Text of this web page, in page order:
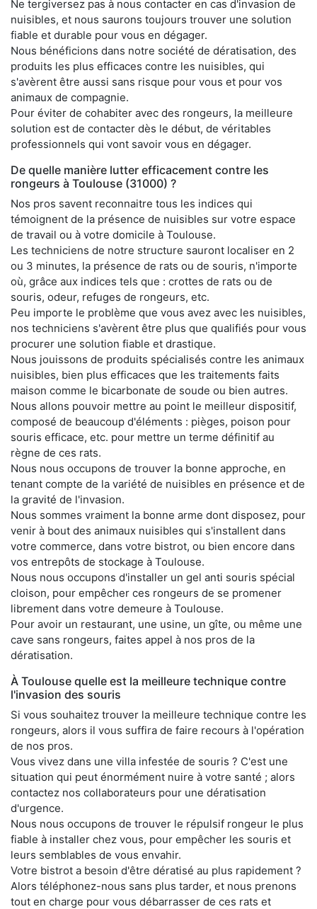
Ne tergiversez pas à nous contacter en cas d'invasion de
nuisibles, et nous saurons toujours trouver une solution
fiable et durable pour vous en dégager.
Nous bénéficions dans notre société de dératisation, des
produits les plus efficaces contre les nuisibles, qui
s'avèrent être aussi sans risque pour vous et pour vos
animaux de compagnie.
Pour éviter de cohabiter avec des rongeurs, la meilleure
solution est de contacter dès le début, de véritables
professionnels qui vont savoir vous en dégager.
De quelle manière lutter efficacement contre les
rongeurs à Toulouse (31000) ?
Nos pros savent reconnaitre tous les indices qui
témoignent de la présence de nuisibles sur votre espace
de travail ou à votre domicile à Toulouse.
Les techniciens de notre structure sauront localiser en 2
ou 3 minutes, la présence de rats ou de souris, n'importe
où, grâce aux indices tels que : crottes de rats ou de
souris, odeur, refuges de rongeurs, etc.
Peu importe le problème que vous avez avec les nuisibles,
nos techniciens s'avèrent être plus que qualifiés pour vous
procurer une solution fiable et drastique.
Nous jouissons de produits spécialisés contre les animaux
nuisibles, bien plus efficaces que les traitements faits
maison comme le bicarbonate de soude ou bien autres.
Nous allons pouvoir mettre au point le meilleur dispositif,
composé de beaucoup d'éléments : pièges, poison pour
souris efficace, etc. pour mettre un terme définitif au
règne de ces rats.
Nous nous occupons de trouver la bonne approche, en
tenant compte de la variété de nuisibles en présence et de
la gravité de l'invasion.
Nous sommes vraiment la bonne arme dont disposez, pour
venir à bout des animaux nuisibles qui s'installent dans
votre commerce, dans votre bistrot, ou bien encore dans
vos entrepôts de stockage à Toulouse.
Nous nous occupons d'installer un gel anti souris spécial
cloison, pour empêcher ces rongeurs de se promener
librement dans votre demeure à Toulouse.
Pour avoir un restaurant, une usine, un gîte, ou même une
cave sans rongeurs, faites appel à nos pros de la
dératisation.
À Toulouse quelle est la meilleure technique contre
l'invasion des souris
Si vous souhaitez trouver la meilleure technique contre les
rongeurs, alors il vous suffira de faire recours à l'opération
de nos pros.
Vous vivez dans une villa infestée de souris ? C'est une
situation qui peut énormément nuire à votre santé ; alors
contactez nos collaborateurs pour une dératisation
d'urgence.
Nous nous occupons de trouver le répulsif rongeur le plus
fiable à installer chez vous, pour empêcher les souris et
leurs semblables de vous envahir.
Votre bistrot a besoin d'être dératisé au plus rapidement ?
Alors téléphonez-nous sans plus tarder, et nous prenons
tout en charge pour vous débarrasser de ces rats et